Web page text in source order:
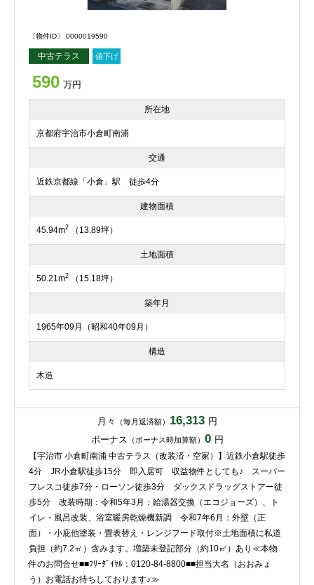
〔物件ID〕 0000019590
中古テラス 値下げ
590 万円
所在地
京都府宇治市小倉町南浦
交通
近鉄京都線「小倉」駅 徒歩4分
建物面積
45.94m2 （13.89坪）
土地面積
50.21m2 （15.18坪）
築年月
1965年09月（昭和40年09月）
構造
木造
月々 （毎月返済額） 16,313 円
ボーナス （ボーナス時加算額） 0 円
【宇治市 小倉町南浦 中古テラス（改装済・空家）】近鉄小倉駅徒歩
4分 JR小倉駅徒歩15分 即入居可 収益物件としても♪ スーパー
フレスコ徒歩7分・ローソン徒歩3分 ダックスドラッグストアー徒
歩5分 改装時期：令和5年3月：給湯器交換（エコジョーズ）、ト
イレ・風呂改装、浴室暖房乾燥機新調 令和7年6月：外壁（正
面）・小庇他塗装・畳表替え・レンジフード取付※土地面積に私道
負担（約7.2㎡）含みます。増築未登記部分（約10㎡）あり≪本物
件のお問合せ■■ﾌﾘｰﾀﾞｲﾔﾙ：0120-84-8800■■担当大名（おおみょ
う）お電話お待ちしております♪≫